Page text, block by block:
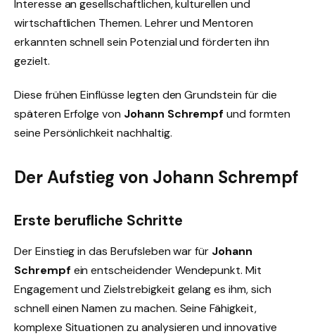
Interesse an gesellschaftlichen, kulturellen und
wirtschaftlichen Themen. Lehrer und Mentoren
erkannten schnell sein Potenzial und förderten ihn
gezielt.
Diese frühen Einflüsse legten den Grundstein für die
späteren Erfolge von Johann Schrempf und formten
seine Persönlichkeit nachhaltig.
Der Aufstieg von Johann Schrempf
Erste berufliche Schritte
Der Einstieg in das Berufsleben war für Johann
Schrempf ein entscheidender Wendepunkt. Mit
Engagement und Zielstrebigkeit gelang es ihm, sich
schnell einen Namen zu machen. Seine Fähigkeit,
komplexe Situationen zu analysieren und innovative